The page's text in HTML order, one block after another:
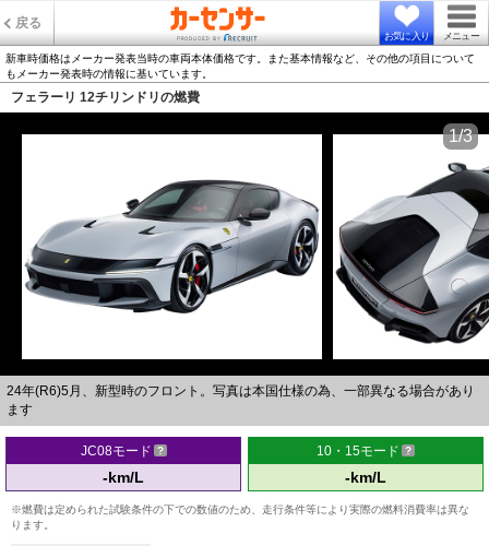
戻る
お気に入り メニュー
新車時価格はメーカー発表当時の車両本体価格です。また基本情報など、その他の項目について
もメーカー発表時の情報に基いています。
フェラーリ 12チリンドリの燃費
24年(R6)5月、新型時のフロント。写真は本国仕様の為、一部異なる場合があり
ます
1/3
JC08モード
-km/L
10・15モード
-km/L
※燃費は定められた試験条件の下での数値のため、走行条件等により実際の燃料消費率は異な
ります。